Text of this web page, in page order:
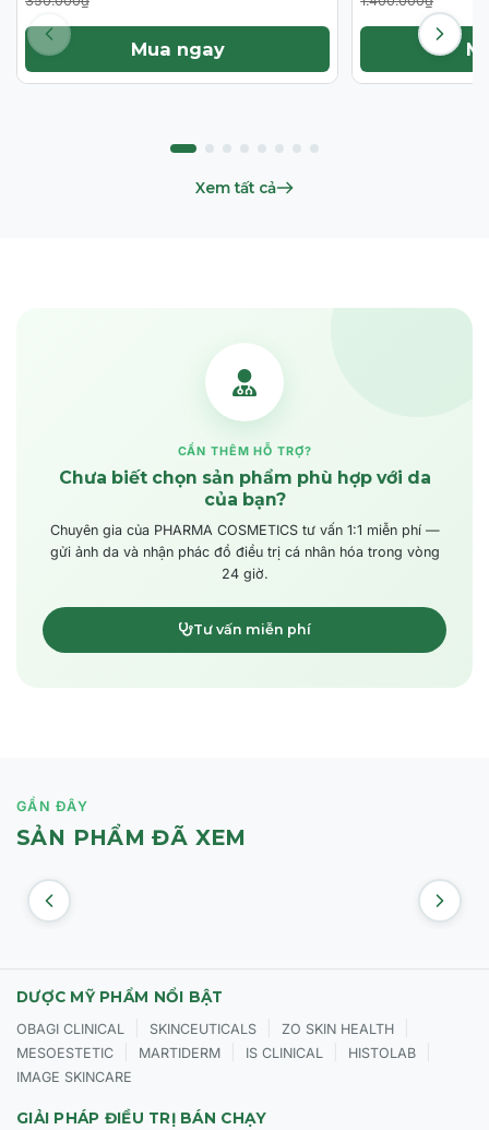
Mua ngay
Xem tất cả
CẦN THÊM HỖ TRỢ?
Chưa biết chọn sản phẩm phù hợp với da
của bạn?
Chuyên gia của PHARMA COSMETICS tư vấn 1:1 miễn phí —
gửi ảnh da và nhận phác đồ điều trị cá nhân hóa trong vòng
24 giờ.
Tư vấn miễn phí
GẦN ĐÂY
SẢN PHẨM ĐÃ XEM
DƯỢC MỸ PHẨM NỔI BẬT
OBAGI CLINICAL SKINCEUTICALS ZO SKIN HEALTH
MESOESTETIC MARTIDERM IS CLINICAL HISTOLAB
IMAGE SKINCARE
GIẢI PHÁP ĐIỀU TRỊ BÁN CHẠY